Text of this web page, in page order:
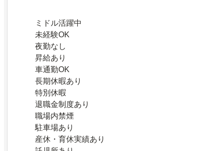
ミドル活躍中
未経験OK
夜勤なし
昇給あり
車通勤OK
長期休暇あり
特別休暇
退職金制度あり
職場内禁煙
駐車場あり
産休・育休実績あり